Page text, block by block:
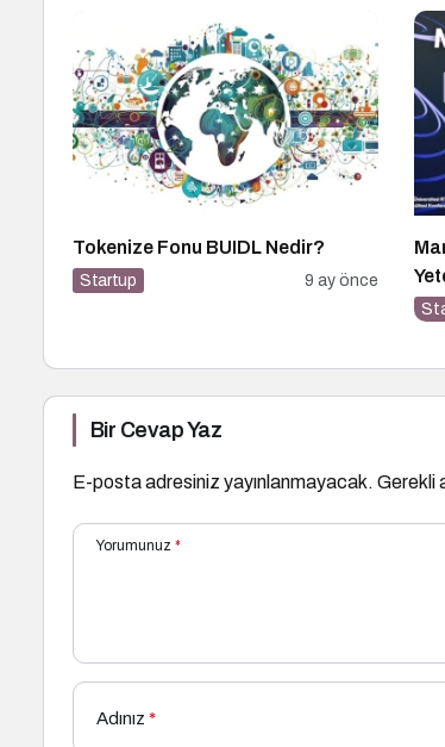
Tokenize Fonu BUIDL Nedir?
Startup 9 ay önce
Bir Cevap Yaz
E-posta adresiniz yayınlanmayacak. Gerekli
Yorumunuz *
Adınız *